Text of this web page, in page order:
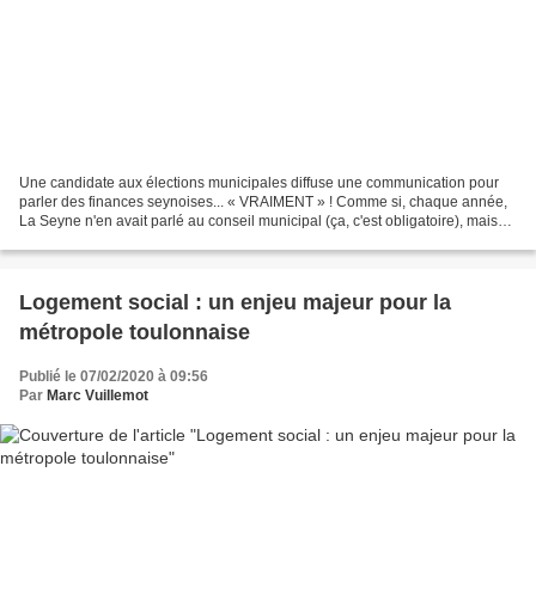
Une candidate aux élections municipales diffuse une communication pour
parler des finances seynoises... « VRAIMENT » ! Comme si, chaque année,
La Seyne n'en avait parlé au conseil municipal (ça, c'est obligatoire), mais
Logement social : un enjeu majeur pour la
métropole toulonnaise
Publié le 07/02/2020 à 09:56
Par Marc Vuillemot